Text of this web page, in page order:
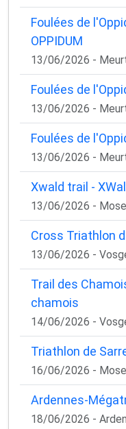
Foulées de
OPPIDUM
13/06/2026 -
Foulées de
13/06/2026 -
Foulées de
13/06/2026 -
Xwald trail -
13/06/2026 -
Cross Triathlon
13/06/2026 -
Trail des
chamois
14/06/2026 -
Triathlon de
16/06/2026 -
Ardennes-
18/06/2026 -